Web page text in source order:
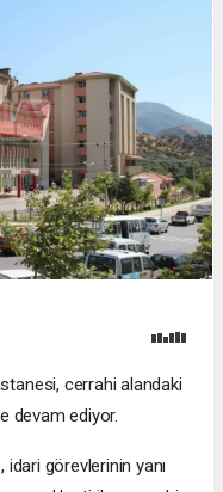
cerrahi alandaki
devam ediyor.
görevlerinin yanı